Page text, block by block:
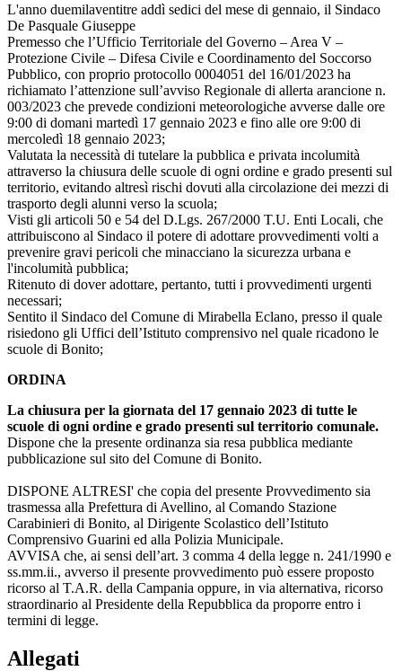
L'anno duemilaventitre addì sedici del mese di gennaio, il Sindaco
De Pasquale Giuseppe
Premesso che l’Ufficio Territoriale del Governo – Area V –
Protezione Civile – Difesa Civile e Coordinamento del Soccorso
Pubblico, con proprio protocollo 0004051 del 16/01/2023 ha
richiamato l’attenzione sull’avviso Regionale di allerta arancione n.
003/2023 che prevede condizioni meteorologiche avverse dalle ore
9:00 di domani martedì 17 gennaio 2023 e fino alle ore 9:00 di
mercoledì 18 gennaio 2023;
Valutata la necessità di tutelare la pubblica e privata incolumità
attraverso la chiusura delle scuole di ogni ordine e grado presenti sul
territorio, evitando altresì rischi dovuti alla circolazione dei mezzi di
trasporto degli alunni verso la scuola;
Visti gli articoli 50 e 54 del D.Lgs. 267/2000 T.U. Enti Locali, che
attribuiscono al Sindaco il potere di adottare provvedimenti volti a
prevenire gravi pericoli che minacciano la sicurezza urbana e
l'incolumità pubblica;
Ritenuto di dover adottare, pertanto, tutti i provvedimenti urgenti
necessari;
Sentito il Sindaco del Comune di Mirabella Eclano, presso il quale
risiedono gli Uffici dell’Istituto comprensivo nel quale ricadono le
scuole di Bonito;
ORDINA
La chiusura per la giornata del 17 gennaio 2023 di tutte le
scuole di ogni ordine e grado presenti sul territorio comunale.
Dispone che la presente ordinanza sia resa pubblica mediante
pubblicazione sul sito del Comune di Bonito.
DISPONE ALTRESI' che copia del presente Provvedimento sia
trasmessa alla Prefettura di Avellino, al Comando Stazione
Carabinieri di Bonito, al Dirigente Scolastico dell’Istituto
Comprensivo Guarini ed alla Polizia Municipale.
AVVISA che, ai sensi dell’art. 3 comma 4 della legge n. 241/1990 e
ss.mm.ii., avverso il presente provvedimento può essere proposto
ricorso al T.A.R. della Campania oppure, in via alternativa, ricorso
straordinario al Presidente della Repubblica da proporre entro i
termini di legge.
Allegati